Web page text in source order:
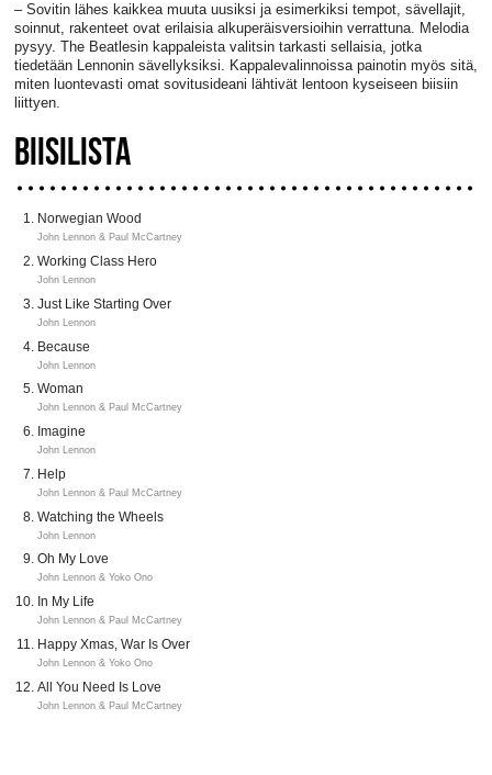
– Sovitin lähes kaikkea muuta uusiksi ja esimerkiksi tempot, sävellajit,
soinnut, rakenteet ovat erilaisia alkuperäisversioihin verrattuna. Melodia
pysyy. The Beatlesin kappaleista valitsin tarkasti sellaisia, jotka
tiedetään Lennonin sävellyksiksi. Kappalevalinnoissa painotin myös sitä,
miten luontevasti omat sovitusideani lähtivät lentoon kyseiseen biisiin
liittyen.
BIISILISTA
Norwegian Wood
John Lennon & Paul McCartney
Working Class Hero
John Lennon
Just Like Starting Over
John Lennon
Because
John Lennon
Woman
John Lennon & Paul McCartney
Imagine
John Lennon
Help
John Lennon & Paul McCartney
Watching the Wheels
John Lennon
Oh My Love
John Lennon & Yoko Ono
In My Life
John Lennon & Paul McCartney
Happy Xmas, War Is Over
John Lennon & Yoko Ono
All You Need Is Love
John Lennon & Paul McCartney